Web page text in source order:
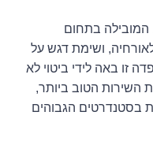
המובילה בתחום
ושימת דגש על
זו באה לידי ביטוי לא
השירות הטוב ביותר,
בסטנדרטים הגבוהים